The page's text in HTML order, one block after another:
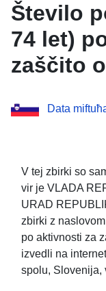
Število
74 let)
zaščito
ki so jo
v zadnjih
Data
V tej zbirki so
vir je VLADA
URAD
zbirki z
po aktivnosti za
izvedli na
spolu, Slovenija,